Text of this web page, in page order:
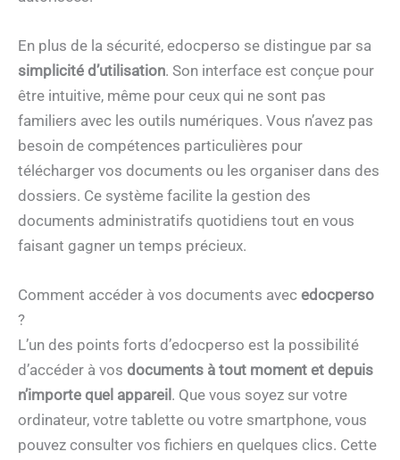
En plus de la sécurité, edocperso se distingue par sa
simplicité d’utilisation. Son interface est conçue pour
être intuitive, même pour ceux qui ne sont pas
familiers avec les outils numériques. Vous n’avez pas
besoin de compétences particulières pour
télécharger vos documents ou les organiser dans des
dossiers. Ce système facilite la gestion des
documents administratifs quotidiens tout en vous
faisant gagner un temps précieux.
Comment accéder à vos documents avec edocperso
?
L’un des points forts d’edocperso est la possibilité
d’accéder à vos documents à tout moment et depuis
n’importe quel appareil . Que vous soyez sur votre
ordinateur, votre tablette ou votre smartphone, vous
pouvez consulter vos fichiers en quelques clics. Cette